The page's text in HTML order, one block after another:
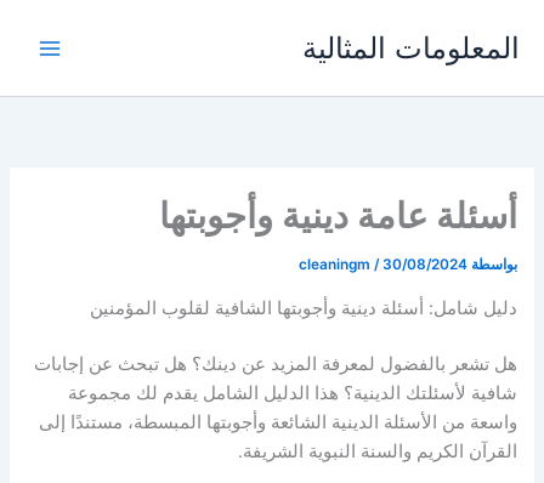
المعلومات المثالية
أسئلة عامة دينية وأجوبتها
بواسطة cleaningm /30/08/2024
دليل شامل: أسئلة دينية وأجوبتها الشافية لقلوب المؤمنين
هل تشعر بالفضول لمعرفة المزيد عن دينك؟ هل تبحث عن إجابات
شافية لأسئلتك الدينية؟ هذا الدليل الشامل يقدم لك مجموعة
واسعة من الأسئلة الدينية الشائعة وأجوبتها المبسطة، مستندًا إلى
القرآن الكريم والسنة النبوية الشريفة.